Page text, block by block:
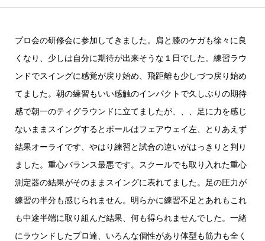
プロ会の研修会に参加してきました。肩と膝のケガも徐々に良
くなり、少しは自分に期待が出来そうな１日でした。練習ラウ
ンドでスイングに感覚が戻り始め、飛距離も少しづつ戻り始め
てました。朝の練習もいい感触のインパクトで久しぶりの期待
感で朝一のティグラウンドに立てましたが、、、足に力を感じ
ないままスイングするとボールはフェアウェイ左、とりあえず
結果オーライです、やはり練習と試合の違いがはっきりと判り
ました。重心バランス最悪です。スクールでも取り入れた重心
測定器の結果がそのままスイングに表れてました。足の圧力が
練習の半分も感じられません。明らかに練習不足とあれもこれ
も中途半端に取り組んだ結果、何も得られませんでした。一緒
にラウンドしたプロ達、いろんな個性があり体型も筋力も全く